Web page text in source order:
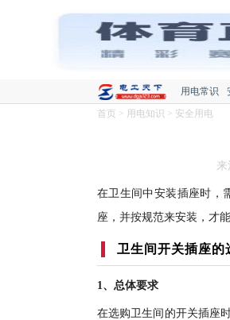
用电常识
首页 > 用电知识 > 安全用电
在卫生间中安装插座时，
座，并按规范来安装，才
卫生间开关插座的
1、总体要求
在选购卫生间的开关插座